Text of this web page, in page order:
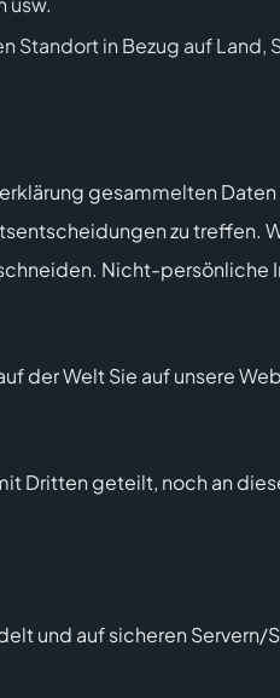
in Bezug auf Land,
gesammelten
zu treffen.
Nicht-
der Welt Sie auf unsere
Dritten geteilt, noch an
und auf sicheren